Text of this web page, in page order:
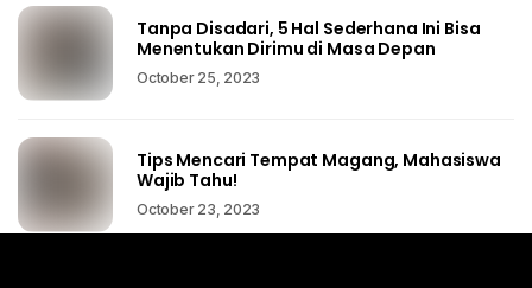
Tanpa Disadari, 5 Hal Sederhana Ini Bisa
Menentukan Dirimu di Masa Depan
October 25, 2023
Tips Mencari Tempat Magang, Mahasiswa
Wajib Tahu!
October 23, 2023